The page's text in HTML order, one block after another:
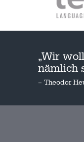
„Wir
nämlich
– Theodor